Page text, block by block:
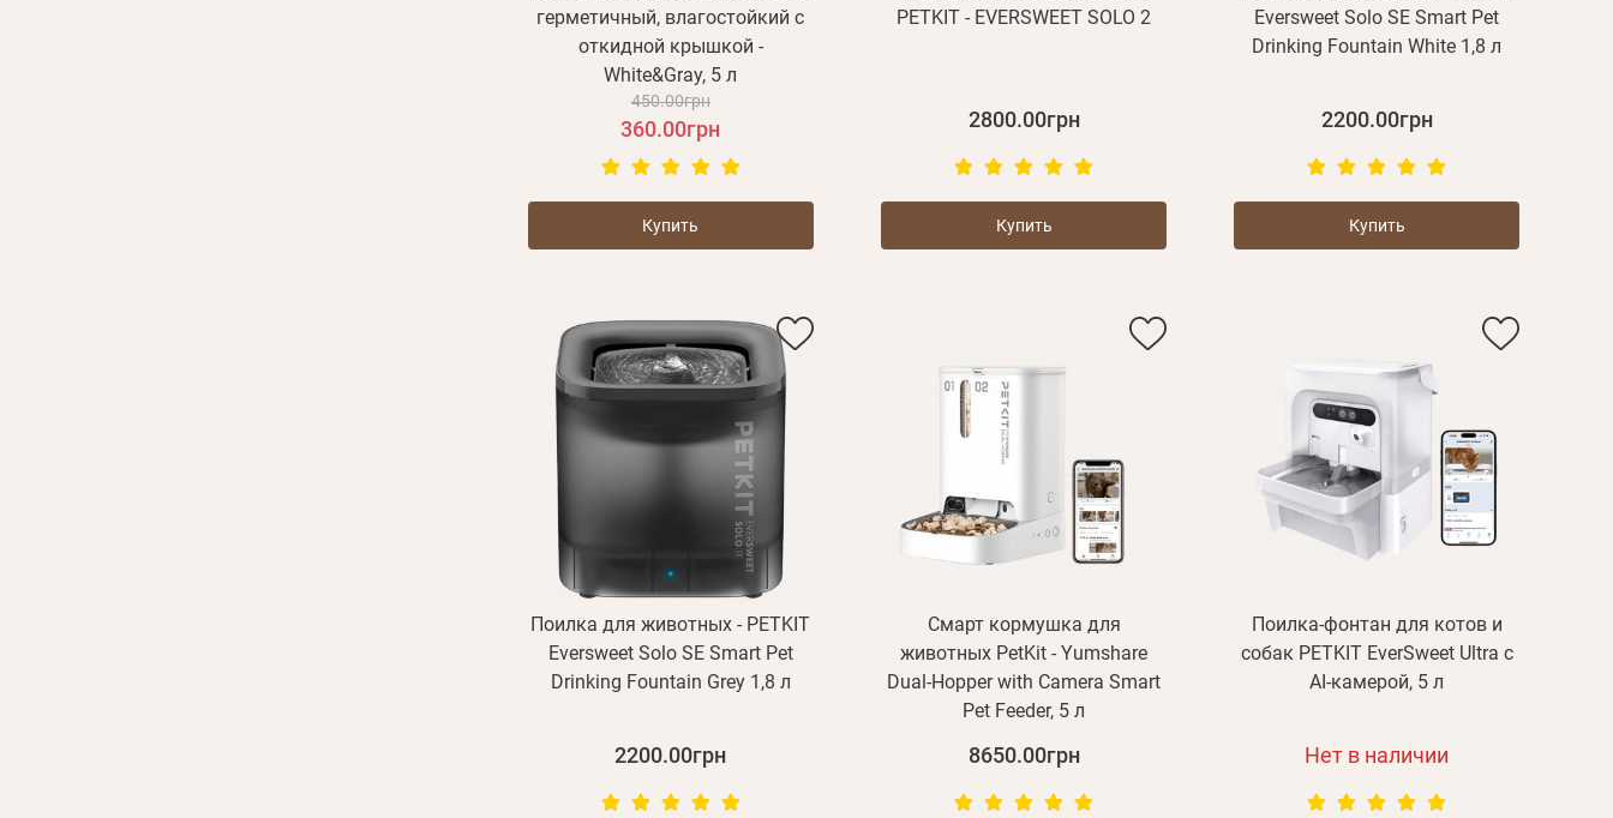
герметичный, влагостойкий с
откидной крышкой -
White&Gray, 5 л
450.00грн
360.00грн
Купить
PETKIT - EVERSWEET SOLO 2
2800.00грн
Купить
Eversweet Solo SE Smart Pet
Drinking Fountain White 1,8 л
2200.00грн
Купить
Поилка для животных - PETKIT
Eversweet Solo SE Smart Pet
Drinking Fountain Grey 1,8 л
2200.00грн
Смарт кормушка для
животных PetKit - Yumshare
Dual-Hopper with Camera Smart
Pet Feeder, 5 л
8650.00грн
Поилка-фонтан для котов и
собак PETKIT EverSweet Ultra с
AI-камерой, 5 л
Нет в наличии